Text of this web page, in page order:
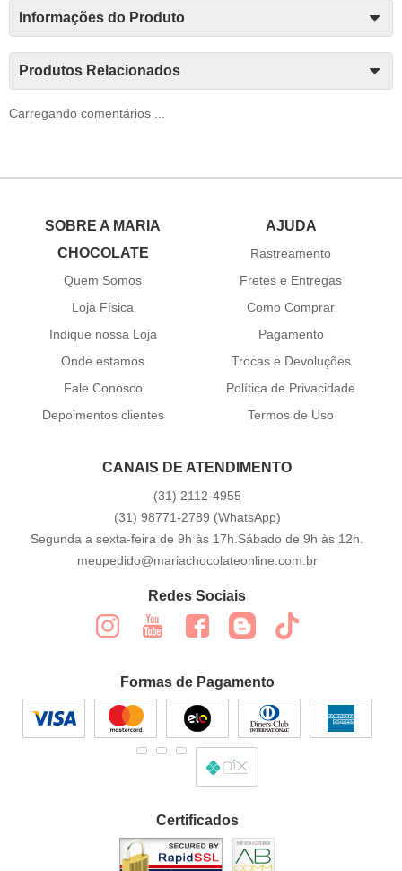
Informações do Produto
Produtos Relacionados
Carregando comentários ...
SOBRE A MARIA
CHOCOLATE
Quem Somos
Loja Física
Indique nossa Loja
Onde estamos
Fale Conosco
Depoimentos clientes
AJUDA
Rastreamento
Fretes e Entregas
Como Comprar
Pagamento
Trocas e Devoluções
Política de Privacidade
Termos de Uso
CANAIS DE ATENDIMENTO
(31) 2112-4955
(31) 98771-2789 (WhatsApp)
Segunda a sexta-feira de 9h às 17h.Sábado de 9h às 12h.
meupedido@mariachocolateonline.com.br
Redes Sociais
Formas de Pagamento
Certificados